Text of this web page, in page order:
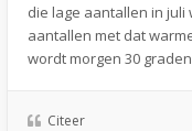
die lage aantallen in juli
aantallen met dat
wordt morgen 30
Citeer